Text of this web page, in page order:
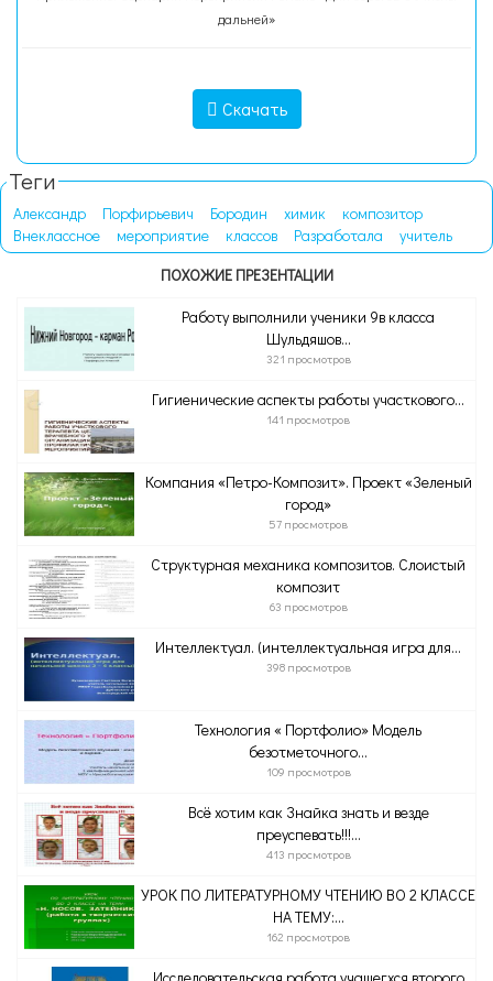
дальней»
Скачать
Теги
Александр Порфирьевич Бородин химик
композитор
Внеклассное
мероприятие классов Разработала
учитель
ПОХОЖИЕ ПРЕЗЕНТАЦИИ
Работу выполнили ученики 9в класса
Шульдяшов...
321 просмотров
Гигиенические аспекты работы участкового...
141 просмотров
Компания «Петро-Композит». Проект «Зеленый
город»
57 просмотров
Структурная механика композитов. Слоистый
композит
63 просмотров
Интеллектуал. (интеллектуальная игра для...
398 просмотров
Технология « Портфолио» Модель
безотметочного...
109 просмотров
Всё хотим как Знайка знать и везде
преуспевать!!!...
413 просмотров
УРОК ПО ЛИТЕРАТУРНОМУ ЧТЕНИЮ ВО 2 КЛАССЕ
НА ТЕМУ:...
162 просмотров